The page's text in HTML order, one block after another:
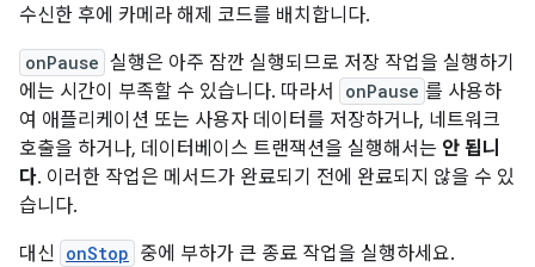
수신한 후에 카메라 해제 코드를 배치합니다.
onPause 실행은 아주 잠깐 실행되므로 저장 작업을 실행하기
에는 시간이 부족할 수 있습니다. 따라서
onPause 를 사용하
여 애플리케이션 또는 사용자 데이터를 저장하거나, 네트워크
호출을 하거나, 데이터베이스 트랜잭션을 실행해서는 안 됩니
다. 이러한 작업은 메서드가 완료되기 전에 완료되지 않을 수 있
습니다.
대신
onStop 중에 부하가 큰 종료 작업을 실행하세요.